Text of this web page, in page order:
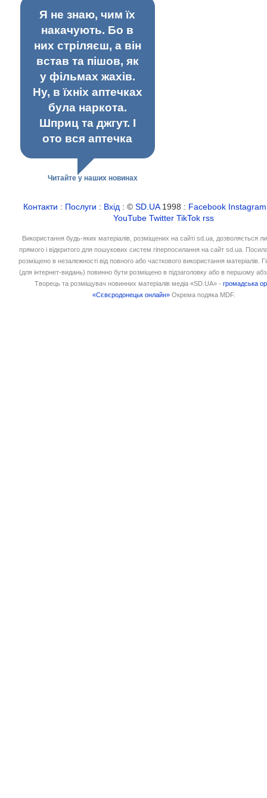
Я не знаю, чим їх
накачують. Бо в
них стріляєш, а він
встав та пішов, як
у фільмах жахів.
Ну, в їхніх аптечках
була наркота.
Шприц та джгут. І
ото вся аптечка
Читайте у наших новинах
Контакти : Послуги : Вхід : ©SD.UA1998 : Facebook Instagram
YouTube Twitter TikTok rss
Використання будь-яких матеріалів, розміщених на сайті sd.ua, дозволяється
прямого і відкритого для пошукових систем гіперпосилання на сайт sd.ua.
розміщено в незалежності від повного або часткового використання матеріалів.
(для інтернет-видань) повинно бути розміщено в підзаголовку або в першому
Творець та розміщувач новинних матеріалів медіа «SD.UA» -громадська
«Сєвєродонецьк онлайн» Окрема подяка MDF.